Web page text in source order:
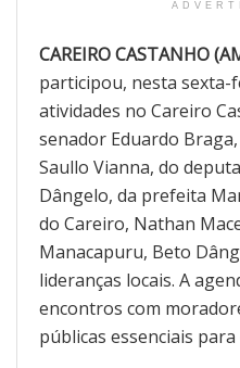
CAREIRO CASTANHO
participou, nesta sexta-
atividades no Careiro
senador Eduardo
Saullo Vianna, do
Dângelo, da prefeita
do Careiro, Nathan
Manacapuru, Beto
lideranças locais. A
encontros com
públicas essenciais